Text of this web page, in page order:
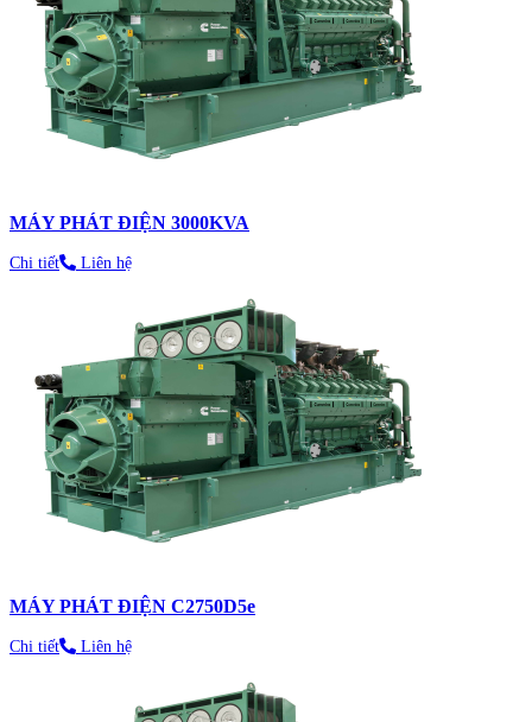
MÁY PHÁT ĐIỆN 3000KVA
Chi tiết Liên hệ
MÁY PHÁT ĐIỆN C2750D5e
Chi tiết Liên hệ